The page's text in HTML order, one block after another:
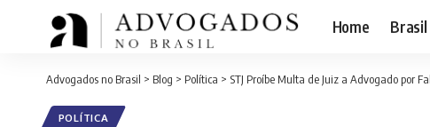
Home Brasil
Advogados no Brasil > Blog > Política > STJ Proíbe Multa de Juiz a Advogado por
POLÍTICA